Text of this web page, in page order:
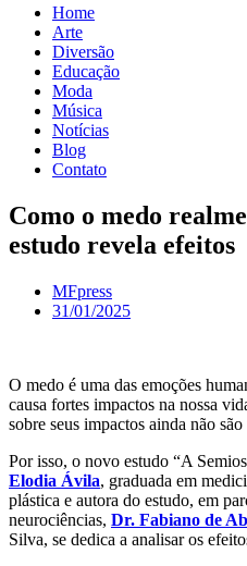
Home
Arte
Diversão
Educação
Moda
Música
Notícias
Blog
Contato
Como o medo
estudo revela efeitos
MFpress
31/01/2025
O medo é uma das emoções
causa fortes impactos na nossa
sobre seus impactos ainda não
Por isso, o novo estudo “A
Elodia Ávila, graduada em
plástica e autora do estudo, em
neurociências, Dr. Fabiano de
Silva, se dedica a analisar os